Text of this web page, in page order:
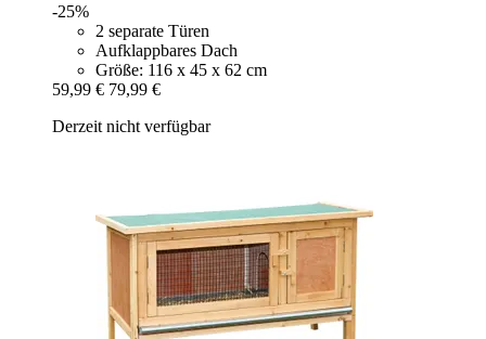
-25%
2 separate Türen
Aufklappbares Dach
Größe: 116 x 45 x 62 cm
59,99 € 79,99 €
Derzeit nicht verfügbar